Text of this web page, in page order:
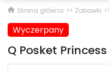
Strona główna Zabawki
Wyczerpany
Q Posket